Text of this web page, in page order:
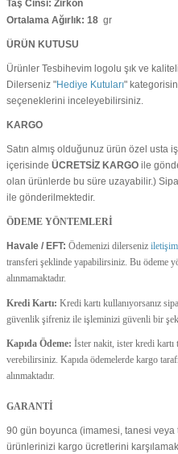
Taş Cinsi: Zirkon
Ortalama Ağırlık: 18 gr
ÜRÜN KUTUSU
Ürünler Tesbihevim logolu şık ve
Dilerseniz "Hediye Kutuları"
seçeneklerini inceleyebilirsiniz.
KARGO
Satın almış olduğunuz ürün özel usta
içerisinde ÜCRETSİZ KARGO ile
olan ürünlerde bu süre uzayabilir.)
ile gönderilmektedir.
ÖDEME YÖNTEMLERİ
Havale / EFT: Ödemenizi dilerseniz iletişim
transferi şeklinde yapabilirsiniz. Bu ödeme
alınmamaktadır.
Kredi Kartı: Kredi kartı kullanıyorsanız
güvenlik şifreniz ile işleminizi güvenli bir
Kapıda Ödeme: İster nakit, ister kredi kartı
verebilirsiniz. Kapıda ödemelerde kargo
alınmaktadır.
GARANTİ
90 gün boyunca (imamesi, tanesi veya
ürünlerinizi kargo ücretlerini